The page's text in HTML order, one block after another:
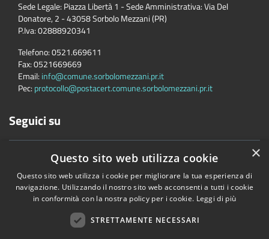
Sede Legale: Piazza Libertà 1 - Sede Amministrativa: Via Del
Donatore, 2 - 43058 Sorbolo Mezzani (PR)
P.Iva:02888920341
Telefono:0521.669611
Fax:0521669669
Email: info@comune.sorbolomezzani.pr.it
Pec: protocollo@postacert.comune.sorbolomezzani.pr.it
Seguici su
Accessibilità
×
Questo sito web utilizza cookie
Questo sito web utilizza i cookie per migliorare la tua esperienza di
navigazione. Utilizzando il nostro sito web acconsenti a tutti i cookie
in conformità con la nostra policy per i cookie. Leggi di più
STRETTAMENTE NECESSARI